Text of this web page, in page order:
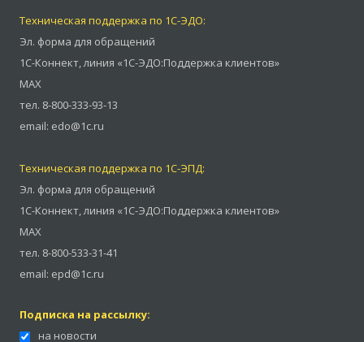
Техническая поддержка по 1С-ЭДО:
Эл. форма для обращений
1С-Коннект,линия «1С-ЭДО:Поддержка клиентов»
MAX
тел. 8-800-333-93-13
email: edo@1c.ru
Техническая поддержка по 1С-ЭПД:
Эл. форма для обращений
1С-Коннект,линия «1С-ЭДО:Поддержка клиентов»
MAX
тел. 8-800-533-31-41
email: epd@1c.ru
Подписка на рассылку:
на новости